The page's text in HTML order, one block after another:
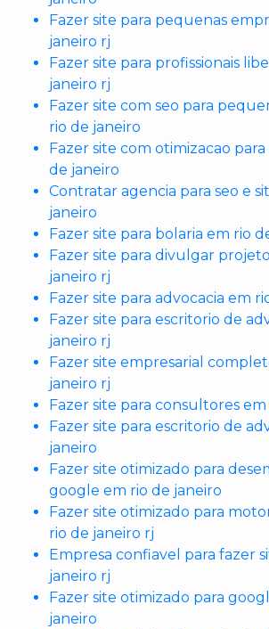
Fazer site para pequenas
janeiro rj
Fazer site para profissionais
janeiro rj
Fazer site com seo para
rio de janeiro
Fazer site com otimizacao
de janeiro
Contratar agencia para seo e
janeiro
Fazer site para bolaria em rio
Fazer site para divulgar
janeiro rj
Fazer site para advocacia em
Fazer site para escritorio de
janeiro rj
Fazer site empresarial
janeiro rj
Fazer site para consultores
Fazer site para escritorio de
janeiro
Fazer site otimizado para
google em rio de janeiro
Fazer site otimizado para
rio de janeiro rj
Empresa confiavel para fazer
janeiro rj
Fazer site otimizado para
janeiro